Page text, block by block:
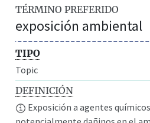
TÉRMINO PREFERIDO
exposición ambiental
TIPO
Topic
DEFINICIÓN
Exposición a agentes